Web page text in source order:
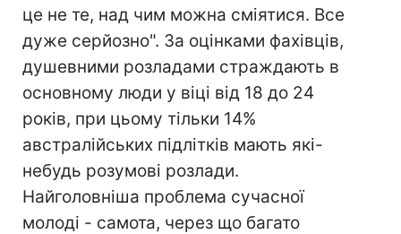
це не те, над чим можна сміятися. Все
дуже серйозно". За оцінками фахівців,
душевними розладами страждають в
основному люди у віці від 18 до 24
років, при цьому тільки 14%
австралійських підлітків мають які-
небудь розумові розлади.
Найголовніша проблема сучасної
молоді - самота, через що багато